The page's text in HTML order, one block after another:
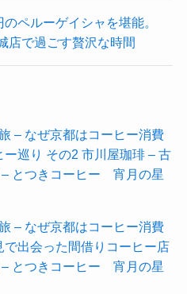
ペルーゲイシャを堪能。
店で過ごす贅沢な時間
– なぜ京都はコーヒー消費
ー巡り その2 市川屋珈琲 – 古
とつきコーヒー 宵月の星
– なぜ京都はコーヒー消費
で出会った間借りコーヒー店
– とつきコーヒー 宵月の星